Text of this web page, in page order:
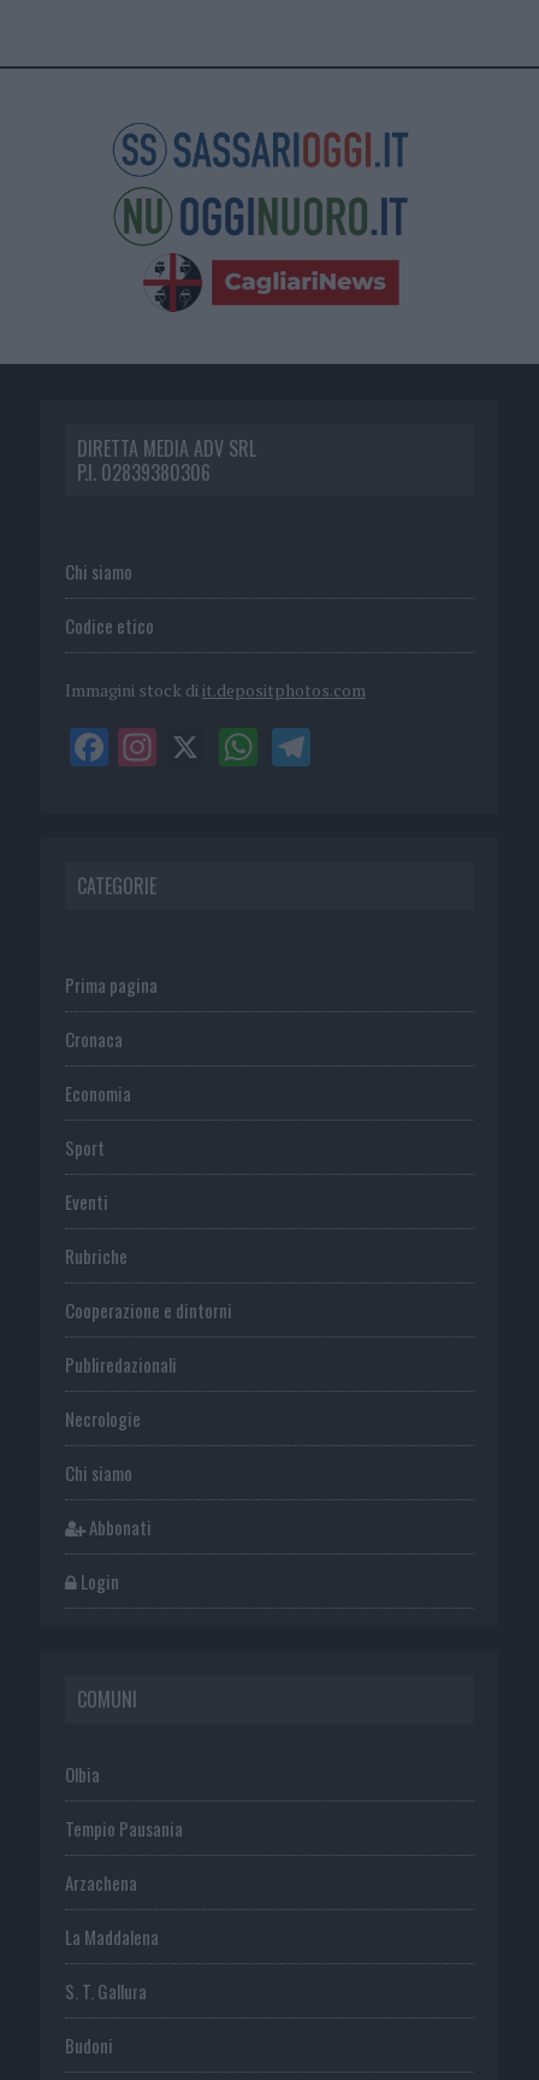
DIRETTA MEDIA ADV SRL
P.I. 02839380306
Chi siamo
Codice etico
Immagini stock di it.depositphotos.com
CATEGORIE
Prima pagina
Cronaca
Economia
Sport
Eventi
Rubriche
Cooperazione e dintorni
Publiredazionali
Necrologie
Chi siamo
Abbonati
Login
COMUNI
Olbia
Tempio Pausania
Arzachena
La Maddalena
S. T. Gallura
Budoni